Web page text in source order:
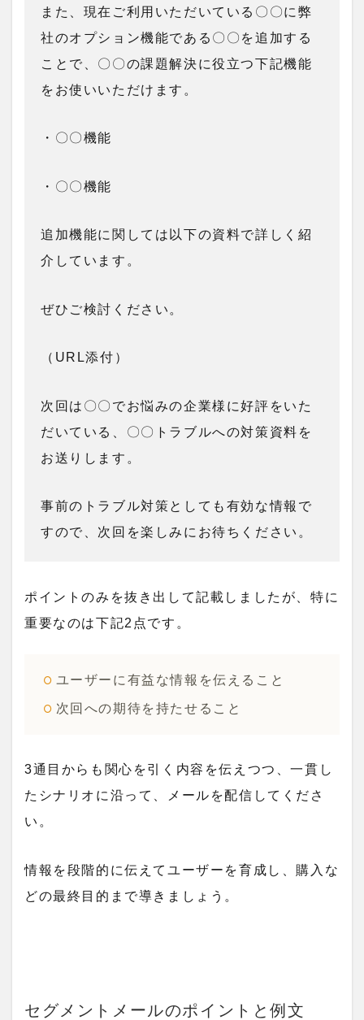
また、現在ご利用いただいている〇〇に弊
社のオプション機能である〇〇を追加する
ことで、〇〇の課題解決に役立つ下記機能
をお使いいただけます。
・〇〇機能
・〇〇機能
追加機能に関しては以下の資料で詳しく紹
介しています。
ぜひご検討ください。
（URL添付）
次回は〇〇でお悩みの企業様に好評をいた
だいている、〇〇トラブルへの対策資料を
お送りします。
事前のトラブル対策としても有効な情報で
すので、次回を楽しみにお待ちください。
ポイントのみを抜き出して記載しましたが、特に
重要なのは下記2点です。
ユーザーに有益な情報を伝えること
次回への期待を持たせること
3通目からも関心を引く内容を伝えつつ、一貫し
たシナリオに沿って、メールを配信してくださ
い。
情報を段階的に伝えてユーザーを育成し、購入な
どの最終目的まで導きましょう。
セグメントメールのポイントと例文